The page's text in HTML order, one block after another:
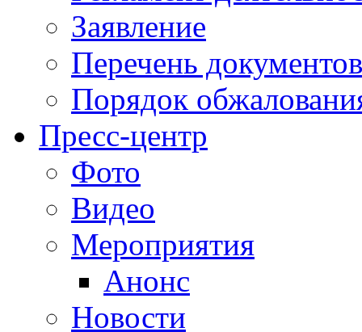
Заявление
Перечень документов
Порядок
Пресс-центр
Фото
Видео
Мероприятия
Анонс
Новости